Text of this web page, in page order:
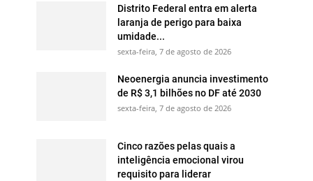
Distrito Federal entra em alerta
laranja de perigo para baixa
umidade...
sexta-feira, 7 de agosto de 2026
Neoenergia anuncia investimento
de R$ 3,1 bilhões no DF até 2030
sexta-feira, 7 de agosto de 2026
Cinco razões pelas quais a
inteligência emocional virou
requisito para liderar